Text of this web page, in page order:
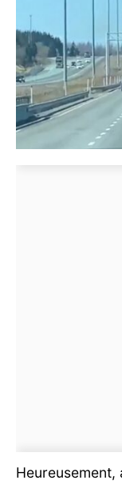
Heureusement,